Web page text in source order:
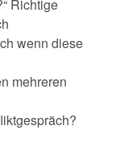
Richtige
wenn diese
mehreren